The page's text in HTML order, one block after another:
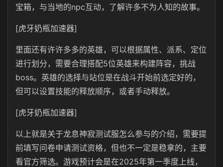
宝箱，与当地的npc互动，了解许多不为人知的故事。
[虎牙奶瓶加速器]
里面还有许许多多的英雄，可以根据属性、派系、定位
进行划分，需要合理搭配5位英雄来构建阵容，挑战
boss。英雄的选择与站位是在战斗开始前选定好的，
但可以设置技能的释放顺序，或者手动释放。
[虎牙奶瓶加速器]
以上就是关于龙息神寂测试服怎么参与的介绍，需要提
前填写问卷申请测试资格，但也不一定是稳拿的，主要
看官方筛选。游戏预计会是在2025年第一季度上线，